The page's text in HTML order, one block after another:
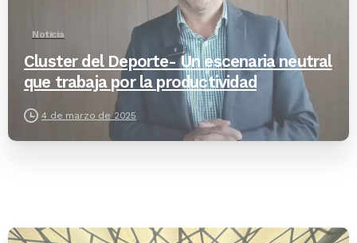
Noticia
Cluster del Deporte- Un escenaria neutral
que trabaja por la productividad
4 de marzo de 2025